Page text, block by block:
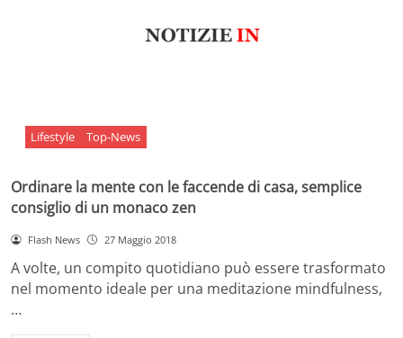
Lifestyle Top-News
Ordinare la mente con le faccende di casa, semplice
consiglio di un monaco zen
Flash News 27 Maggio 2018
A volte, un compito quotidiano può essere trasformato
nel momento ideale per una meditazione mindfulness,
…